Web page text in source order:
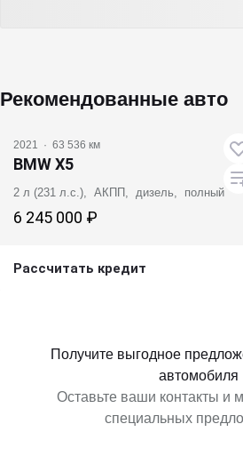
Рекомендованные авто
2021 · 63 536 км
BMW X5
2 л (231 л.с.), АКПП, дизель, полный
6 245 000 ₽
Рассчитать кредит
Получите выгодное
автомобиля
Оставьте ваши контакты и
специальных